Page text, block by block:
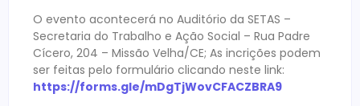
O evento acontecerá no Auditório da SETAS –
Secretaria do Trabalho e Ação Social – Rua Padre
Cícero, 204 – Missão Velha/CE; As incrições podem
ser feitas pelo formulário clicando neste link:
https://forms.gle/mDgTjWovCFACZBRA9